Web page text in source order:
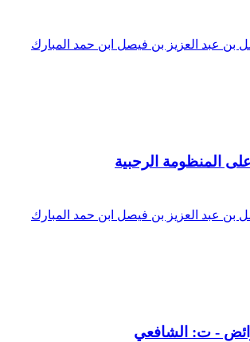
بن عبد العزيز بن فيصل ابن حمد المبارك
على المنظومة الرحبية
بن عبد العزيز بن فيصل ابن حمد المبارك
- ت: الشافعي